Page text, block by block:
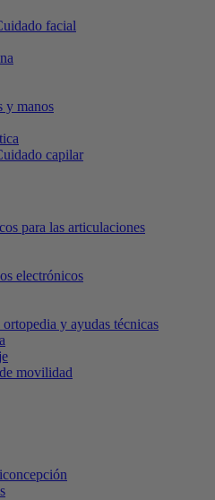
facial
y manos
capilar
para las articulaciones
electrónicos
y ayudas técnicas
movilidad